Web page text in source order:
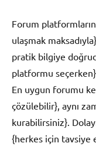
Forum
ulaşmak
pratik bilgiye
platformu
En uygun forumu
çözülebilir}, aynı
kurabilirsiniz}.
{herkes için tavsiye